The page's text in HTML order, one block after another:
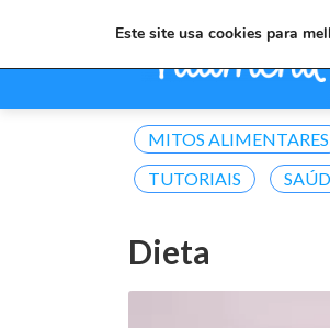
MITOS ALIMENTARES
TUTORIAIS
Dieta
Este site usa cookies para